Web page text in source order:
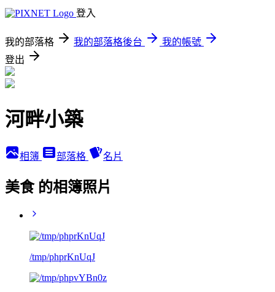
登入
我的部落格 我的部落格後台
我的帳號
登出
河畔小築
相簿 部落格 名片
美食 的相簿照片
/tmp/phprKnUqJ